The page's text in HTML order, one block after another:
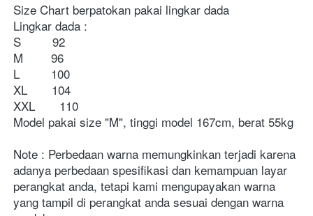
Size Chart berpatokan pakai lingkar dada
Lingkar dada :
S         92
M        96
L         100
XL       104
XXL       110
Model pakai size "M", tinggi model 167cm, berat 55kg
Note : Perbedaan warna memungkinkan terjadi karena
adanya perbedaan spesifikasi dan kemampuan layar
perangkat anda, tetapi kami mengupayakan warna
yang tampil di perangkat anda sesuai dengan warna